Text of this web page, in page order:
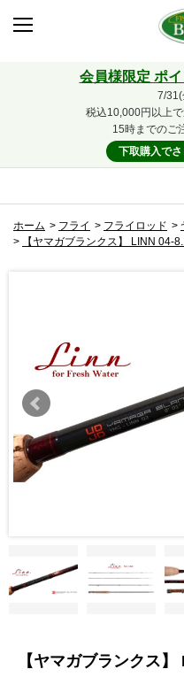
会員様限定 ポ
7/31(
税込10,000円以上
15時までのご
下取購入で
ホーム > フライ > フライロッド >
>
【ヤマガブランクス】 LINN 04-
【ヤマガブランクス